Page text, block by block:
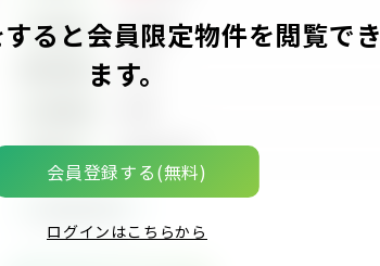
ると会員限定物件を閲覧でき
ます。
会員登録する(無料)
ログインはこちらから
坪単価
00万円
建物面積
00坪
築年月
00年00月